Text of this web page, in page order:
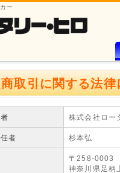
ー
取引に関する法
株式会社ロー
者 杉本弘
〒258-0003
神奈川県足柄